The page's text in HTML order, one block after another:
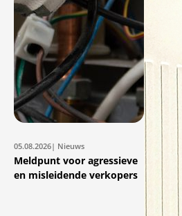
05.08.2026| Nieuws
Meldpunt voor agressieve
en misleidende verkopers